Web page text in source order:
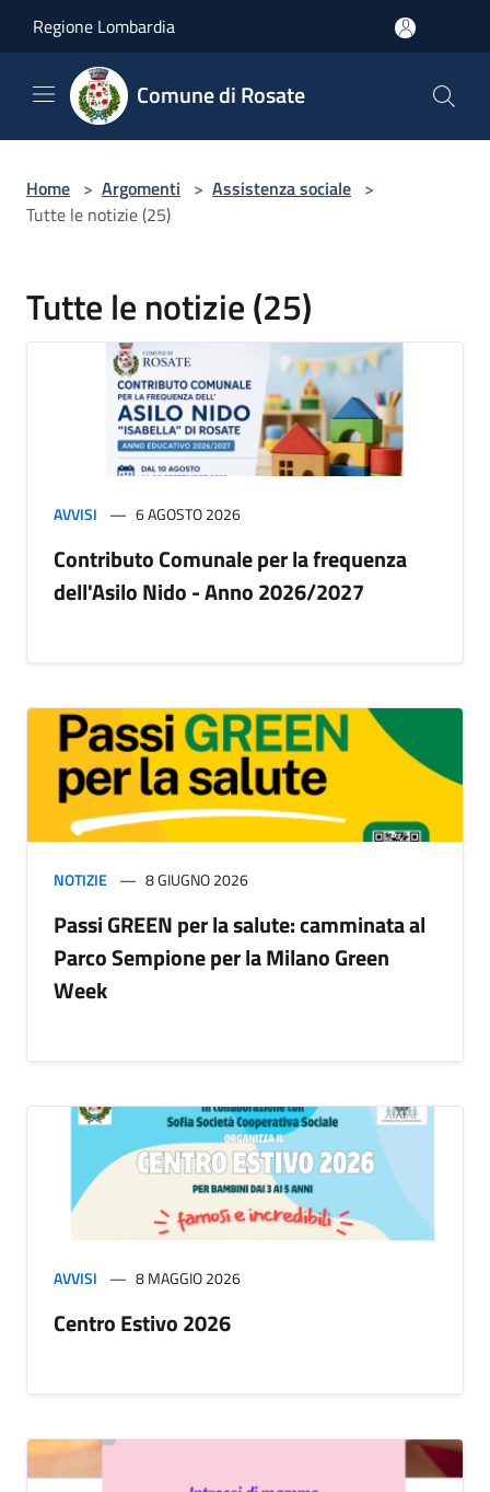
Regione Lombardia
Comune di Rosate
Home > Argomenti > Assistenza sociale >
Tutte le notizie (25)
Tutte le notizie (25)
AVVISI 6 AGOSTO 2026
Contributo Comunale per la frequenza
dell'Asilo Nido - Anno 2026/2027
NOTIZIE 8 GIUGNO 2026
Passi GREEN per la salute: camminata al
Parco Sempione per la Milano Green
Week
AVVISI 8 MAGGIO 2026
Centro Estivo 2026